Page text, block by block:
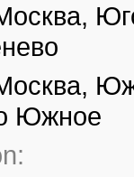
Южное